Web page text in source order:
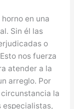
en una
Sin él las
o
nos fuerza
atender a la
arreglo. Por
la
especialistas,